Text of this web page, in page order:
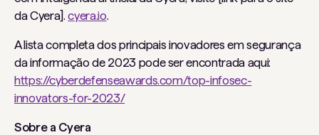
da Cyera].cyera.io.
A lista completa dos principais inovadores em segurança
da informação de 2023 pode ser encontrada aqui:
https://cyberdefenseawards.com/top-infosec-
innovators-for-2023/
Sobre a Cyera